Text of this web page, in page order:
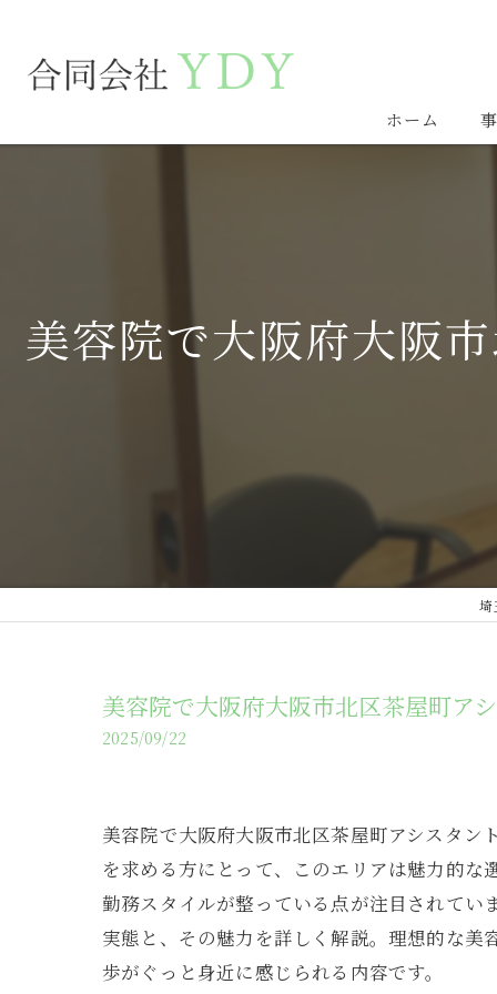
ホーム
美容院で大阪府大阪
埼
美容院で大阪府大阪市北区茶屋町ア
2025/09/22
美容院で大阪府大阪市北区茶屋町アシスタ
を求める方にとって、このエリアは魅力的
勤務スタイルが整っている点が注目されて
実態と、その魅力を詳しく解説。理想的な
歩がぐっと身近に感じられる内容です。